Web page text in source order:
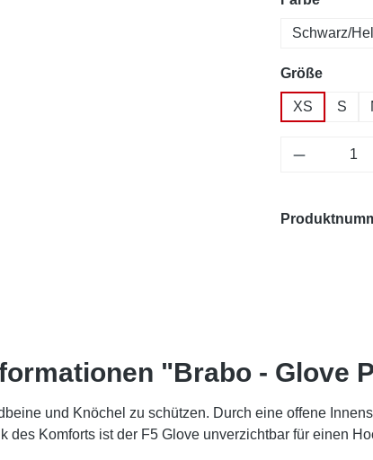
Schwarz/
Größe
XS S
Produkt
"Brabo - Glove
und Knöchel zu schützen. Durch eine offene
Komforts ist der F5 Glove unverzichtbar für einen